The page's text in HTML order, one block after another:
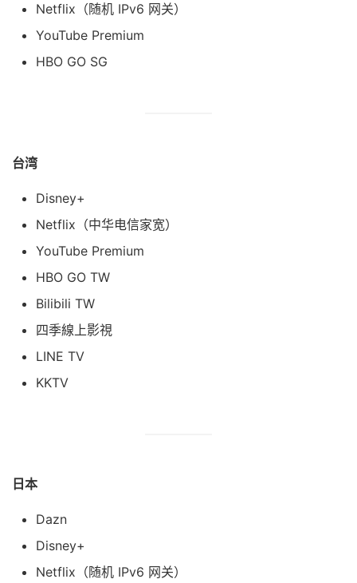
Netflix（随机 IPv6 网关）
YouTube Premium
HBO GO SG
台湾
Disney+
Netflix（中华电信家宽）
YouTube Premium
HBO GO TW
Bilibili TW
四季線上影視
LINE TV
KKTV
日本
Dazn
Disney+
Netflix（随机 IPv6 网关）